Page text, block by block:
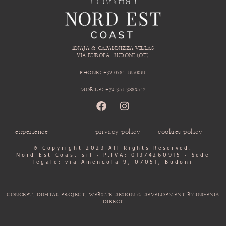
ENAJA & CAPANNIZZA VILLAS
VIA EUROPA, BUDONI (OT)
PHONE: +39 0784 1650061
MOBILE: +39 351 3889542
experience privacy policy cookies policy
© Copyright 2023 All Rights Reserved.
Nord Est Coast srl - P.IVA: 01374260915 - Sede
legale: via Amendola 9, 07051, Budoni
CONCEPT, DIGITAL PROJECT, WEBSITE DESIGN & DEVELOPMENT BY INGENIA
DIRECT